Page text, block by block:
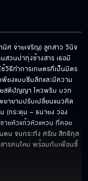
นิศ จ่ายเจริญ) ลูกสาว วินิจ
วนป่าทุ่งช้างสาร เธอมี
วิธีทำการเกษตรที่เป็นมิตร
ยงแบบซึมลึกและมีความ
ยสติปัญญา ไหวพริบ บวก
ายามปรับเปลี่ยนแนวคิด
(กระดุม – ธนายง ว่อง
ยหัวแก้วหัวแหวน ที่คอย
ตน จนกระทั่ง ศรัณ สิทธิกุล
ารคนใหม่ พร้อมกับเพื่อนซี้